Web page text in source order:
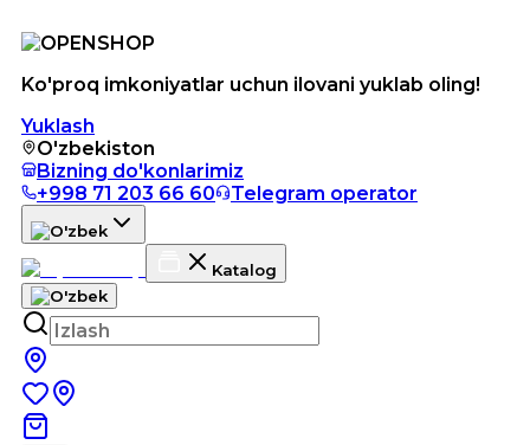
Ko'proq imkoniyatlar uchun ilovani yuklab oling!
Yuklash
O'zbekiston
Bizning do'konlarimiz
+998 71 203 66 60
Telegram operator
Katalog